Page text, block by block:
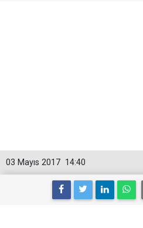
14:40
03 Mayıs 2017